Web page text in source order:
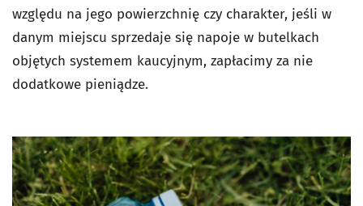
względu na jego powierzchnię czy charakter, jeśli w
danym miejscu sprzedaje się napoje w butelkach
objętych systemem kaucyjnym, zapłacimy za nie
dodatkowe pieniądze.